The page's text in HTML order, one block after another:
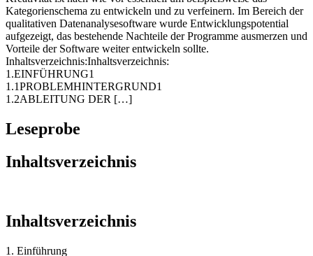
Kreativität ist nach wie vor essentiell um beispielsweise das
Kategorienschema zu entwickeln und zu verfeinern. Im Bereich der
qualitativen Datenanalysesoftware wurde Entwicklungspotential
aufgezeigt, das bestehende Nachteile der Programme ausmerzen und
Vorteile der Software weiter entwickeln sollte.
Inhaltsverzeichnis:Inhaltsverzeichnis:
1.EINFÜHRUNG1
1.1PROBLEMHINTERGRUND1
Leseprobe